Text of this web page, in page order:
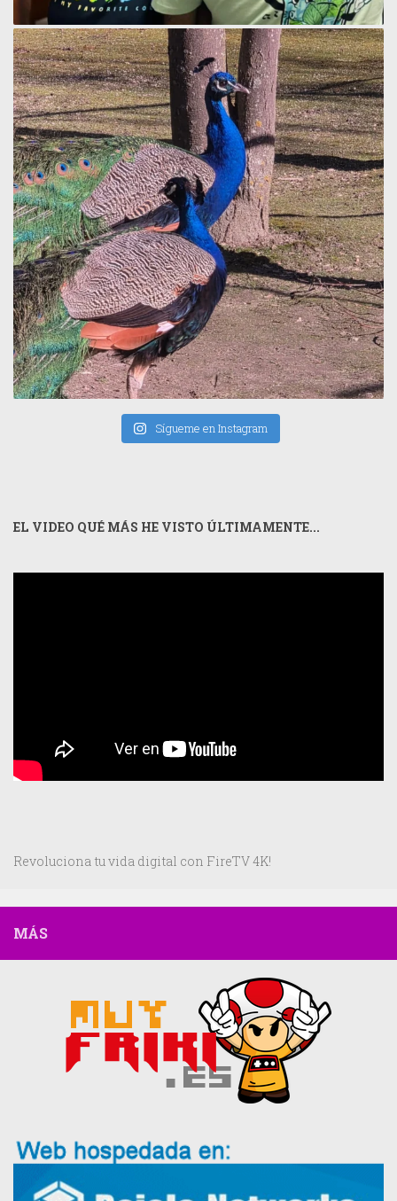
Sígueme en Instagram
EL VIDEO QUÉ MÁS HE VISTO ÚLTIMAMENTE...
Revoluciona tu vida digital con FireTV 4K!
MÁS